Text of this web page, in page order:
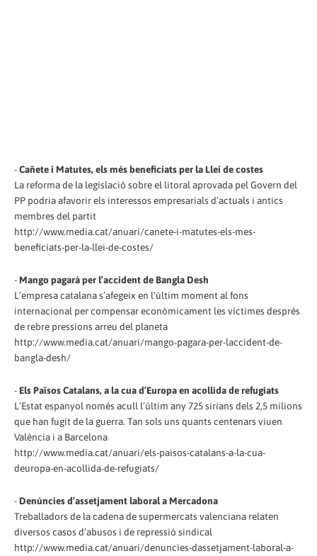
-Cañete i Matutes, els més beneficiats per la Llei de costes
La reforma de la legislació sobre el litoral aprovada pel Govern del
PP podria afavorir els interessos empresarials d’actuals i antics
membres del partit
http://www.media.cat/anuari/canete-i-matutes-els-mes-
beneficiats-per-la-llei-de-costes/
- Mango pagarà per l’accident de Bangla Desh
L’empresa catalana s’afegeix en l’últim moment al fons
internacional per compensar econòmicament les víctimes després
de rebre pressions arreu del planeta
http://www.media.cat/anuari/mango-pagara-per-laccident-de-
bangla-desh/
- Els Països Catalans, a la cua d’Europa en acollida de refugiats
L’Estat espanyol només acull l’últim any 725 sirians dels 2,5 milions
que han fugit de la guerra. Tan sols uns quants centenars viuen
València i a Barcelona
http://www.media.cat/anuari/els-paisos-catalans-a-la-cua-
deuropa-en-acollida-de-refugiats/
- Denúncies d’assetjament laboral a Mercadona
Treballadors de la cadena de supermercats valenciana relaten
diversos casos d’abusos i de repressió sindical
http://www.media.cat/anuari/denuncies-dassetjament-laboral-a-